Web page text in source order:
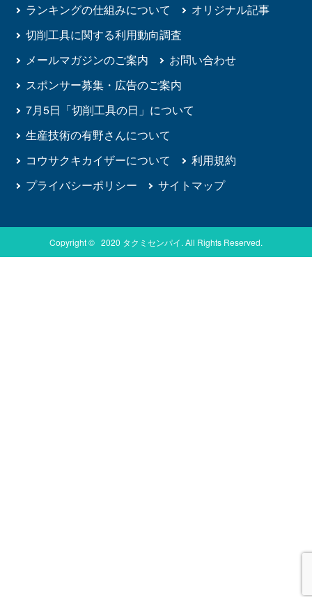
ランキングの仕組みについて
オリジナル記事
切削工具に関する利用動向調査
メールマガジンのご案内
お問い合わせ
スポンサー募集・広告のご案内
7月5日「切削工具の日」について
生産技術の有野さんについて
コウサクキカイザーについて
利用規約
プライバシーポリシー
サイトマップ
Copyright © 2020 タクミセンパイ. All Rights Reserved.